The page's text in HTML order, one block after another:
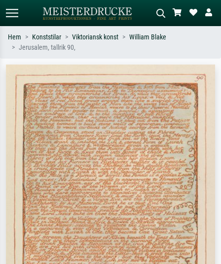
Sök efter konstnär, titel eller stil –
t.ex. Monet, Stjärnenatt,
impressionism, Hokusai-våg, naken.
Beskriv scenen – t.ex. grön äng,
abstrakt med mycket rött, mörk
oljemålning, stående naken bredvid ett
träd.
Hem Konststilar Viktoriansk konst
William Blake
Jerusalem, tallrik 90,